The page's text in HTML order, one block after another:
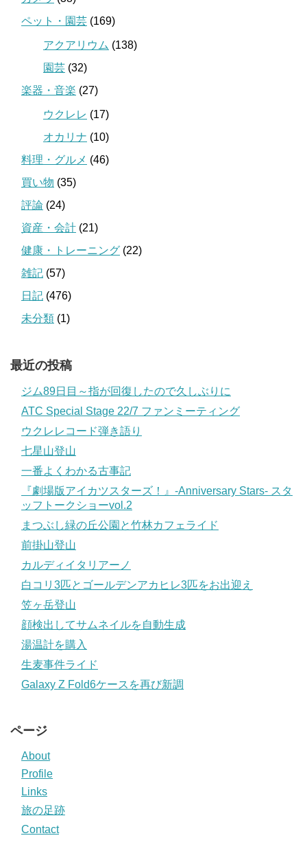
ペット・園芸 (169)
アクアリウム (138)
園芸 (32)
楽器・音楽 (27)
ウクレレ (17)
オカリナ (10)
料理・グルメ (46)
買い物 (35)
評論 (24)
資産・会計 (21)
健康・トレーニング (22)
雑記 (57)
日記 (476)
未分類 (1)
最近の投稿
ジム89日目～指が回復したので久しぶりに
ATC Special Stage 22/7 ファンミーティング
ウクレレコード弾き語り
七星山登山
一番よくわかる古事記
『劇場版アイカツスターズ！』-Anniversary Stars- スタ
ッフトークショーvol.2
まつぶし緑の丘公園と竹林カフェライド
前掛山登山
カルディイタリアーノ
白コリ3匹とゴールデンアカヒレ3匹をお出迎え
笠ヶ岳登山
顔検出してサムネイルを自動生成
湯温計を購入
生麦事件ライド
Galaxy Z Fold6ケースを再び新調
ページ
About
Profile
Links
旅の足跡
Contact